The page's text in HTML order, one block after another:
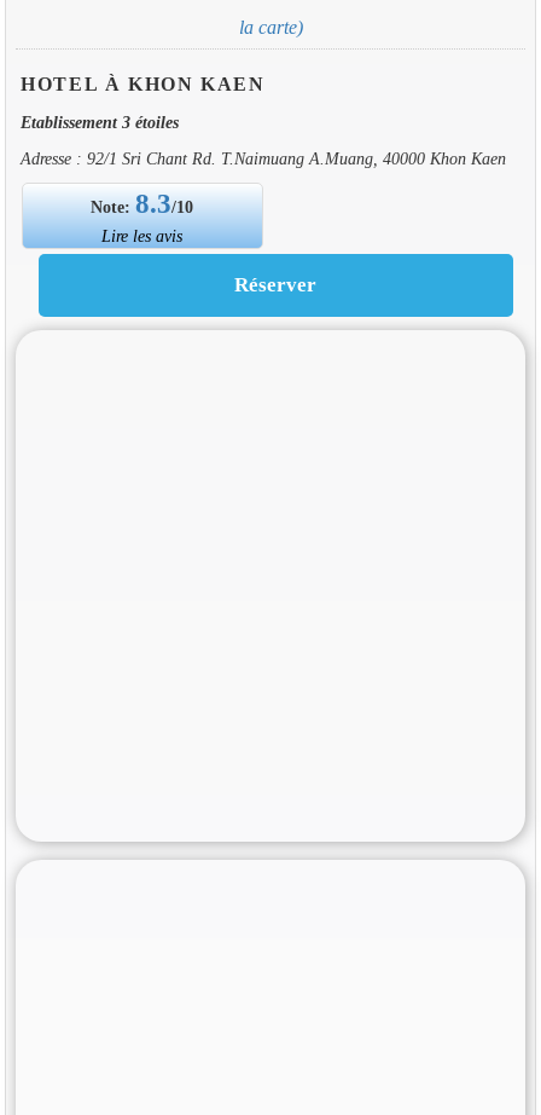
la carte)
HOTEL À KHON KAEN
Etablissement 3 étoiles
Adresse : 92/1 Sri Chant Rd. T.Naimuang A.Muang, 40000 Khon Kaen
Note:8.3/10
Lire les avis